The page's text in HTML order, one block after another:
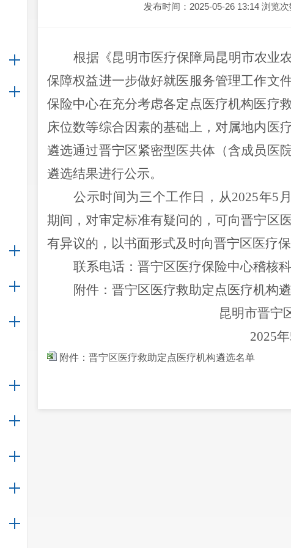
发布时间：2025-05-26 13:14 浏览
根据 《昆明市医疗保障局昆明市农业
保障权益进一步做好就医服务管理工作文
保险中心在充分考虑各定点医疗机构医疗
床位数等综合因素的基础上， 对属地内医
遴选通过晋宁区紧密型医共体（含成员医
遴选结果进行公示。
公示时间为三个工作日 ， 从2025年5 月
期间，对审定标准有疑问的，可向晋宁区
有异议的，以书面形式及时向晋宁区医疗
联系电话： 晋宁区医疗保险中心稽核
附件：晋宁区医疗救助定点医疗机构
昆明市晋宁
2025年
附件：晋宁区医疗救助定点医疗机构遴选名单